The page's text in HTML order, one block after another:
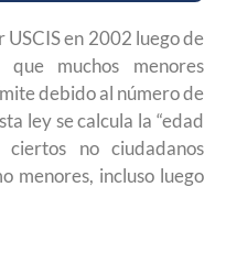
USCIS en 2002 luego de
muchos menores
debido al número de
ley se calcula la “edad
no ciudadanos
menores, incluso luego